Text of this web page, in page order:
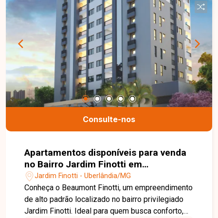
Consulte-nos
Apartamentos disponíveis para venda
no Bairro Jardim Finotti em
Uberlândia-MG
Jardim Finotti - Uberlândia/MG
Conheça o Beaumont Finotti, um empreendimento
de alto padrão localizado no bairro privilegiado
Jardim Finotti. Ideal para quem busca conforto,